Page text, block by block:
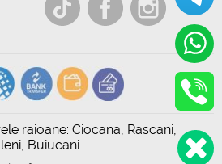
raioane: Ciocana, Rascani,
Buiucani